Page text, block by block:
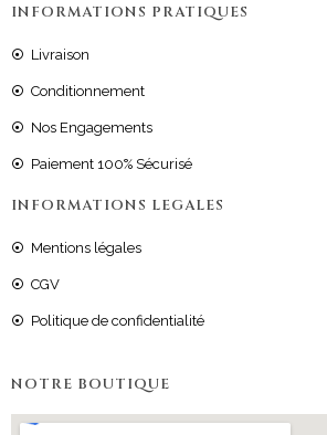
INFORMATIONS PRATIQUES
Livraison
Conditionnement
Nos Engagements
Paiement 100% Sécurisé
INFORMATIONS LEGALES
Mentions légales
CGV
Politique de confidentialité
NOTRE BOUTIQUE